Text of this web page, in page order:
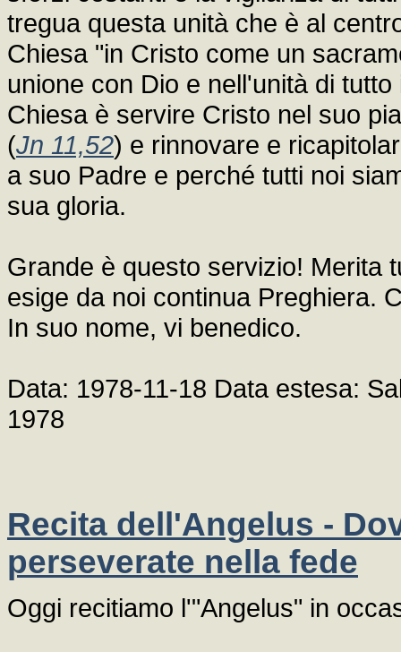
tregua questa unità che è al
Chiesa "in Cristo come un
unione con Dio e nell'unità di
Chiesa è servire Cristo nel suo
(Jn 11,52) e rinnovare e
a suo Padre e perché tutti noi
sua gloria.
Grande è questo servizio! Merita
esige da noi continua Preghiera.
In suo nome, vi benedico.
Data: 1978-11-18 Data estesa:
1978
Recita dell'Angelus -
perseverate nella fede
Oggi recitiamo l'"Angelus" in